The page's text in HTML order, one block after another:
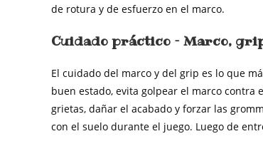
de rotura y de esfuerzo en el marco.
Cuidado práctico – Marco,
El cuidado del marco y del grip es lo que
buen estado, evita golpear el marco contra
grietas, dañar el acabado y forzar las
con el suelo durante el juego. Luego de